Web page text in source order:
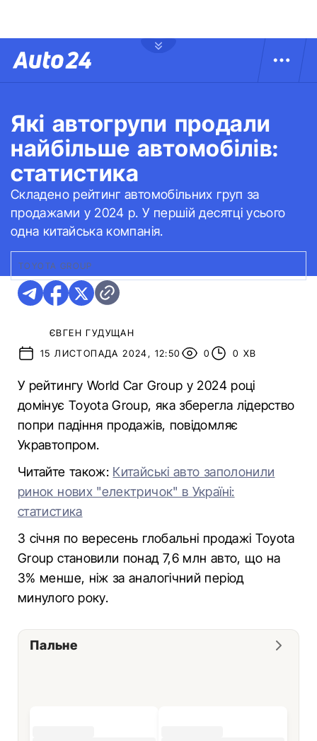
Які автогрупи продали
найбільше автомобілів:
статистика
Складено рейтинг автомобільних груп за
продажами у 2024 р. У першій десятці усього
одна китайська компанія.
TOYOTA GROUP
ЄВГЕН ГУДУЩАН
15 ЛИСТОПАДА 2024, 12:50
0 0 ХВ
У рейтингу World Car Group у 2024 році
домінує Toyota Group, яка зберегла лідерство
попри падіння продажів, повідомляє
Укравтопром.
Читайте також: Китайські авто заполонили
ринок нових "електричок" в Україні:
статистика
З січня по вересень глобальні продажі Toyota
Group становили понад 7,6 млн авто, що на
3% менше, ніж за аналогічний період
минулого року.
Пальне